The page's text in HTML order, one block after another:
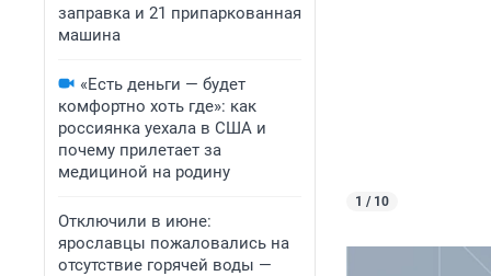
заправка и 21 припаркованная
машина
«Есть деньги — будет
комфортно хоть где»: как
россиянка уехала в США и
почему прилетает за
медициной на родину
Отключили в июне:
ярославцы пожаловались на
отсутствие горячей воды —
1 / 10